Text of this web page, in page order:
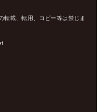
転載、転用、コピー等は禁じま